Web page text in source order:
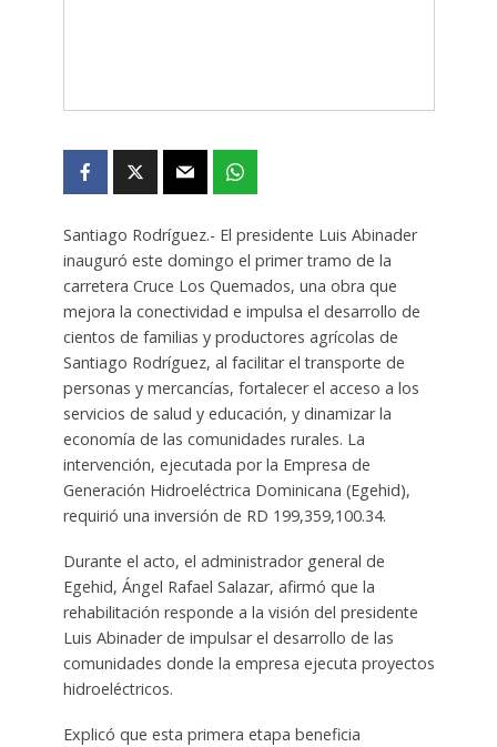
Santiago Rodríguez.- El presidente Luis Abinader
inauguró este domingo el primer tramo de la
carretera Cruce Los Quemados, una obra que
mejora la conectividad e impulsa el desarrollo de
cientos de familias y productores agrícolas de
Santiago Rodríguez, al facilitar el transporte de
personas y mercancías, fortalecer el acceso a los
servicios de salud y educación, y dinamizar la
economía de las comunidades rurales. La
intervención, ejecutada por la Empresa de
Generación Hidroeléctrica Dominicana (Egehid),
requirió una inversión de RD 199,359,100.34.
Durante el acto, el administrador general de
Egehid, Ángel Rafael Salazar, afirmó que la
rehabilitación responde a la visión del presidente
Luis Abinader de impulsar el desarrollo de las
comunidades donde la empresa ejecuta proyectos
hidroeléctricos.
Explicó que esta primera etapa beneficia